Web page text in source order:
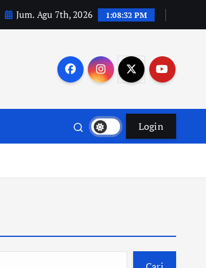
Jum. Agu 7th, 2026 1:08:33 PM
Login